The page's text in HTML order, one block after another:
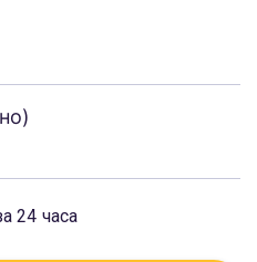
24 часа